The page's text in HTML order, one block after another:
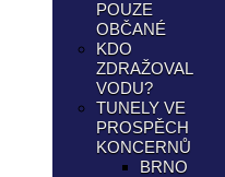
POUZE
OBČANÉ
KDO
ZDRAŽOVAL
VODU?
TUNELY VE
PROSPĚCH
KONCERNŮ
BRNO